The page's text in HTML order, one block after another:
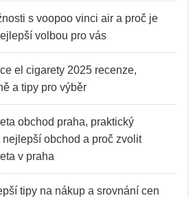
s voopoo vinci air a proč je
volbou pro vás
el cigarety 2025 recenze,
a tipy pro výběr
obchod praha, praktický
obchod a proč zvolit
v praha
tipy na nákup a srovnání cen